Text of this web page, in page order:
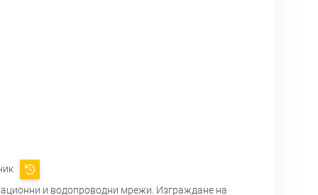
и водопроводни мрежи. Изграждане на